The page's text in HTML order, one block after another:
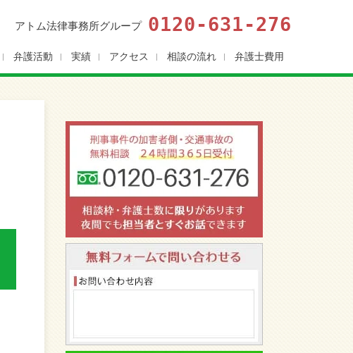
アトム法律事務所グループ 0120-631-276
弁護活動 実績 アクセス 相談の流れ 弁護士費用